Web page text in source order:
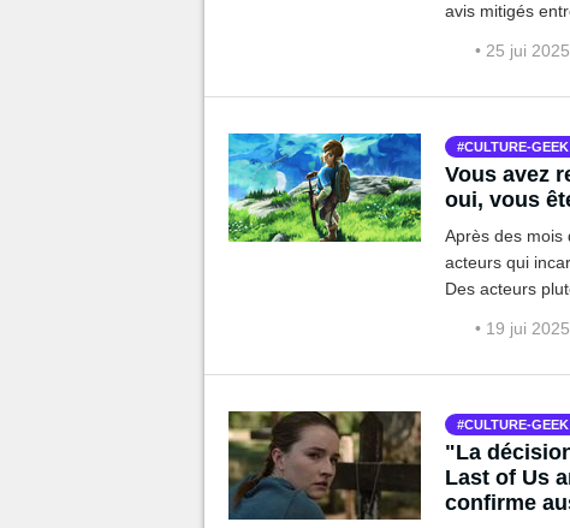
avis mitigés
• 25 jui 2025
CULTURE-GEEK
Vous avez
oui, vous
Après des mois
acteurs qui
Des acteurs
• 19 jui 2025
CULTURE-GEEK
"La
Last of Us
confirme